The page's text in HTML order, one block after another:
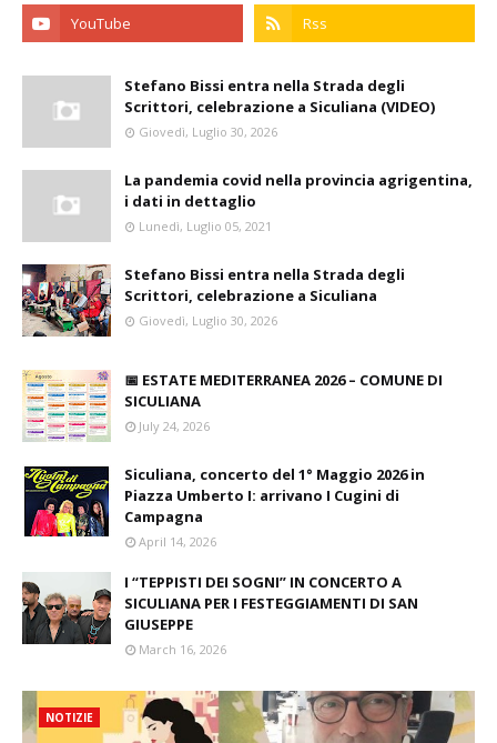
Stefano Bissi entra nella Strada degli
Scrittori, celebrazione a Siculiana (VIDEO)
Giovedì, Luglio 30, 2026
La pandemia covid nella provincia agrigentina,
i dati in dettaglio
Lunedì, Luglio 05, 2021
Stefano Bissi entra nella Strada degli
Scrittori, celebrazione a Siculiana
Giovedì, Luglio 30, 2026
📅 ESTATE MEDITERRANEA 2026 – COMUNE DI
SICULIANA
July 24, 2026
Siculiana, concerto del 1° Maggio 2026 in
Piazza Umberto I: arrivano I Cugini di
Campagna
April 14, 2026
I “TEPPISTI DEI SOGNI” IN CONCERTO A
SICULIANA PER I FESTEGGIAMENTI DI SAN
GIUSEPPE
March 16, 2026
NOTIZIE